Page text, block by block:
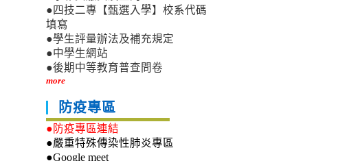
●四技二專【甄選入學】校系代碼
填寫
●學生評量辦法及補充規定
●中學生網站
●後期中等教育普查問卷
more
防疫專區
●防疫專區連結
●嚴重特殊傳染性肺炎專區
●Google meet